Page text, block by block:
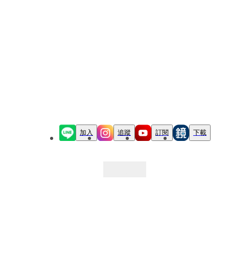
加入 追蹤 訂閱 下載